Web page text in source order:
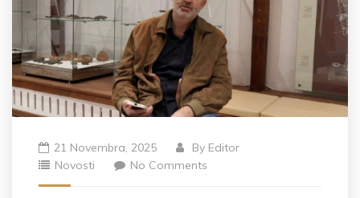
21 Novembra, 2025 By Editor
Novosti
No Comments